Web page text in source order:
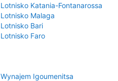
Lotnisko Katania-Fontanarossa
Lotnisko Malaga
Lotnisko Bari
Lotnisko Faro
Wynajem Igoumenitsa